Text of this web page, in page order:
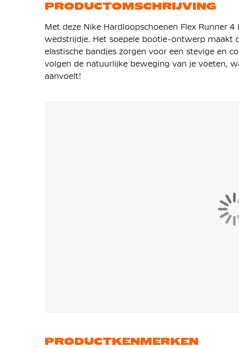
PRODUCTOMSCHRIJVING
Met deze Nike Hardloopschoenen Flex Runner
wedstrijdje. Het soepele bootie-ontwerp maakt
elastische bandjes zorgen voor een stevige en
volgen de natuurlijke beweging van je voeten,
aanvoelt!
PRODUCTKENMERKEN